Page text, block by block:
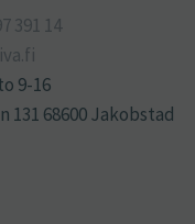
391 14
9-16
131 68600 Jakobstad